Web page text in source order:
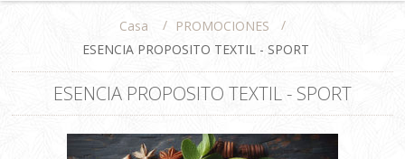
Casa / PROMOCIONES
/
ESENCIA PROPOSITO TEXTIL - SPORT
ESENCIA PROPOSITO TEXTIL - SPORT